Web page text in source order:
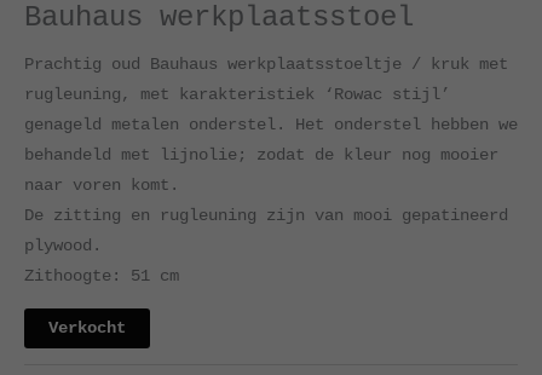
Bauhaus werkplaatsstoel
Prachtig oud Bauhaus werkplaatsstoeltje / kruk met
rugleuning, met karakteristiek ‘Rowac stijl’
genageld metalen onderstel. Het onderstel hebben we
behandeld met lijnolie; zodat de kleur nog mooier
naar voren komt.
De zitting en rugleuning zijn van mooi gepatineerd
plywood.
Zithoogte: 51 cm
Verkocht